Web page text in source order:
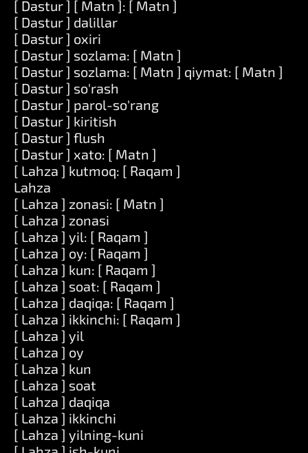
[ Dastur ] [ Matn ]: [ Matn ]
[ Dastur ] dalillar
[ Dastur ] oxiri
[ Dastur ] sozlama: [ Matn ]
[ Dastur ] sozlama: [ Matn ] qiymat: [ Matn ]
[ Dastur ] so'rash
[ Dastur ] parol-so'rang
[ Dastur ] kiritish
[ Dastur ] flush
[ Dastur ] xato: [ Matn ]
[ Lahza ] kutmoq: [ Raqam ]
Lahza
[ Lahza ] zonasi: [ Matn ]
[ Lahza ] zonasi
[ Lahza ] yil: [ Raqam ]
[ Lahza ] oy: [ Raqam ]
[ Lahza ] kun: [ Raqam ]
[ Lahza ] soat: [ Raqam ]
[ Lahza ] daqiqa: [ Raqam ]
[ Lahza ] ikkinchi: [ Raqam ]
[ Lahza ] yil
[ Lahza ] oy
[ Lahza ] kun
[ Lahza ] soat
[ Lahza ] daqiqa
[ Lahza ] ikkinchi
[ Lahza ] yilning-kuni